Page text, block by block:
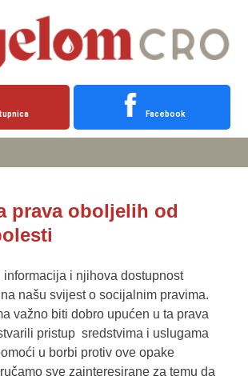
Facebook
prava oboljelih od
informacija i njihova dostupnost
našu svijest o socijalnim pravima.
važno biti dobro upućen u ta prava
pristup sredstvima i uslugama
u borbi protiv ove opake
sve zainteresirane za temu da